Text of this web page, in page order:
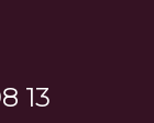
13